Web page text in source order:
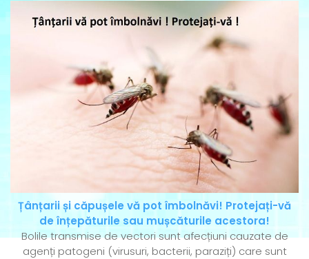
Țânțarii și căpușele vă pot îmbolnăvi! Protejați-vă
de înțepăturile sau mușcăturile acestora!
Bolile transmise de vectori sunt afecțiuni cauzate de
agenți patogeni (virusuri, bacterii, paraziți) care sunt